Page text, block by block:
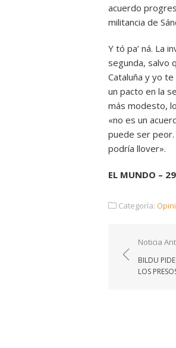
acuerdo
militancia de
Y tó pa’ ná. La
segunda, salvo
Cataluña y yo
un pacto en la
más modesto,
«no es un
puede ser peor.
podría llover».
EL MUNDO –
Categoría:
de
Noticia
BILDU PIDE
LOS